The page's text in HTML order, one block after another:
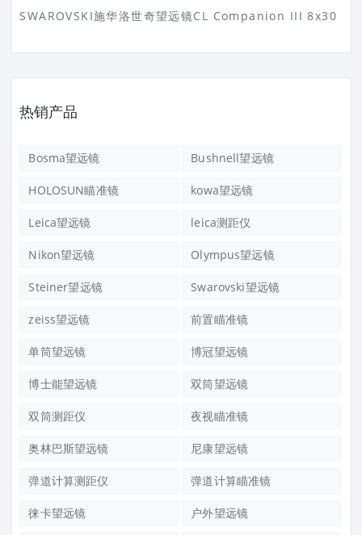
SWAROVSKI施华洛世奇望远镜CL Companion III 8x30
热销产品
Bosma望远镜 Bushnell望远镜
HOLOSUN瞄准镜 kowa望远镜
Leica望远镜 leica测距仪
Nikon望远镜 Olympus望远镜
Steiner望远镜 Swarovski望远镜
zeiss望远镜 前置瞄准镜
单筒望远镜 博冠望远镜
博士能望远镜 双筒望远镜
双筒测距仪 夜视瞄准镜
奥林巴斯望远镜 尼康望远镜
弹道计算测距仪 弹道计算瞄准镜
徕卡望远镜 户外望远镜